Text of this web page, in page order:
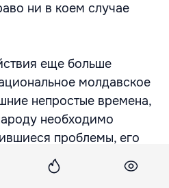
ни в коем случае
еще больше
молдавское
непростые времена,
необходимо
проблемы, его
на враждебные лагеря.
молдавской